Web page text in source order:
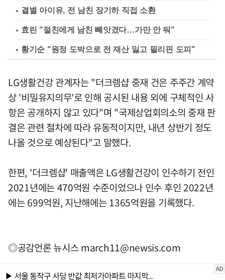
결별 아이유, 전 남친 장기하 직접 소환
효린 "절친에게 남친 빼앗겼다…가만 안 둬"
황기순 "원정 도박으로 전 재산 잃고 필리핀 도피"
LG생활건강 관계자는 "더크렘샵 중재 건은 주주간 계약
상 '비밀유지의무'로 인해 공시된 내용 외에 구체적인 사
항은 공개하지 않고 있다"며 "국제상업회의소의 중재 판
결은 관련 절차에 따라 유동적이지만, 내년 상반기 정도
나올 것으로 예상된다"고 말했다.
한편, '더크렘샵' 매출액은 LG생활건강이 인수하기 전인
2021년에는 470억원 수준이었으나 인수 후인 2022년
에는 699억원, 지난해에는 1365억원을 기록했다.
◎공감언론 뉴시스march11@newsis.com